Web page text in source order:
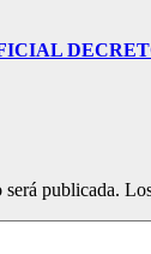
publicada.